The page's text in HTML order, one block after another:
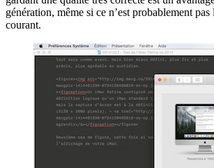
génération, même si ce n’est probablement pas
courant.